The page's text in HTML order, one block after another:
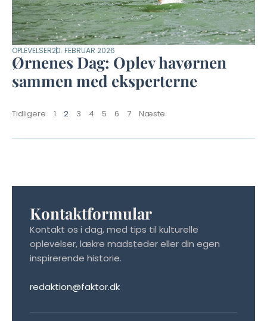
OPLEVELSER20. FEBRUAR 2026
Ørnenes Dag: Oplev havørnen
sammen med eksperterne
Tidligere 1 2 3 4 5 6 7 Næste
Kontaktformular
Kontakt os i dag, med tips til kulturelle
oplevelser, lækre madsteder eller din egen
inspirerende historie.
redaktion@faktor.dk